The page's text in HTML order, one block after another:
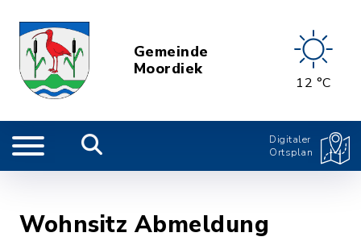
Gemeinde
Moordiek
12 °C
Digitaler
Ortsplan
Wohnsitz Abmeldung